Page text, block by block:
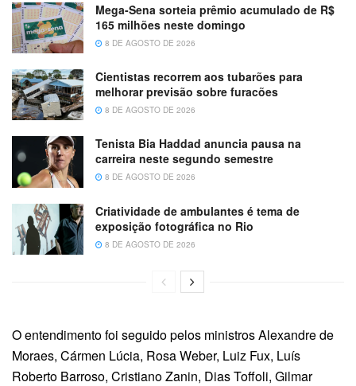
Mega-Sena sorteia prêmio acumulado de R$
165 milhões neste domingo
8 DE AGOSTO DE 2026
Cientistas recorrem aos tubarões para
melhorar previsão sobre furacões
8 DE AGOSTO DE 2026
Tenista Bia Haddad anuncia pausa na
carreira neste segundo semestre
8 DE AGOSTO DE 2026
Criatividade de ambulantes é tema de
exposição fotográfica no Rio
8 DE AGOSTO DE 2026
O entendimento foi seguido pelos ministros Alexandre de
Moraes, Cármen Lúcia, Rosa Weber, Luiz Fux, Luís
Roberto Barroso, Cristiano Zanin, Dias Toffoli, Gilmar